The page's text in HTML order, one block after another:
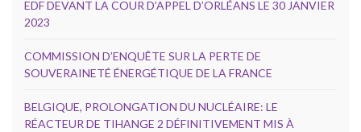
EDF DEVANT LA COUR D’APPEL D’ORLÉANS LE 30 JANVIER
2023
COMMISSION D’ENQUÊTE SUR LA PERTE DE
SOUVERAINETÉ ÉNERGÉTIQUE DE LA FRANCE
BELGIQUE, PROLONGATION DU NUCLÉAIRE: LE
RÉACTEUR DE TIHANGE 2 DÉFINITIVEMENT MIS À